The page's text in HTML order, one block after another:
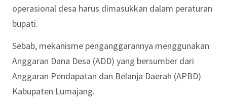
operasional desa harus dimasukkan dalam peraturan
bupati.
Sebab, mekanisme penganggarannya menggunakan
Anggaran Dana Desa (ADD) yang bersumber dari
Anggaran Pendapatan dan Belanja Daerah (APBD)
Kabupaten Lumajang.